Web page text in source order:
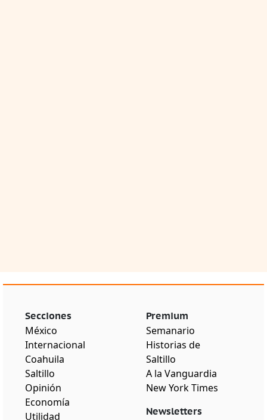
Secciones
México
Internacional
Coahuila
Saltillo
Opinión
Economía
Utilidad
Premium
Semanario
Historias de
Saltillo
A la Vanguardia
New York Times
Newsletters